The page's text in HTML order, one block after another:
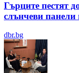
Гърците пестят
слънчеви панели
dbr.bg